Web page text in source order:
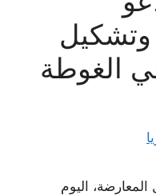
وتشكيل
الغوطة
اليوم